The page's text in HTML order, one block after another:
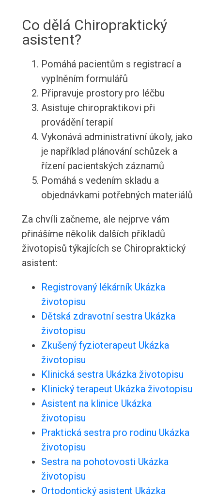
Co dělá Chiropraktický
asistent?
Pomáhá pacientům s registrací a
vyplněním formulářů
Připravuje prostory pro léčbu
Asistuje chiropraktikovi při
provádění terapií
Vykonává administrativní úkoly, jako
je například plánování schůzek a
řízení pacientských záznamů
Pomáhá s vedením skladu a
objednávkami potřebných materiálů
Za chvíli začneme, ale nejprve vám
přinášíme několik dalších příkladů
životopisů týkajících se Chiropraktický
asistent:
Registrovaný lékárník Ukázka
životopisu
Dětská zdravotní sestra Ukázka
životopisu
Zkušený fyzioterapeut Ukázka
životopisu
Klinická sestra Ukázka životopisu
Klinický terapeut Ukázka životopisu
Asistent na klinice Ukázka
životopisu
Praktická sestra pro rodinu Ukázka
životopisu
Sestra na pohotovosti Ukázka
životopisu
Ortodontický asistent Ukázka